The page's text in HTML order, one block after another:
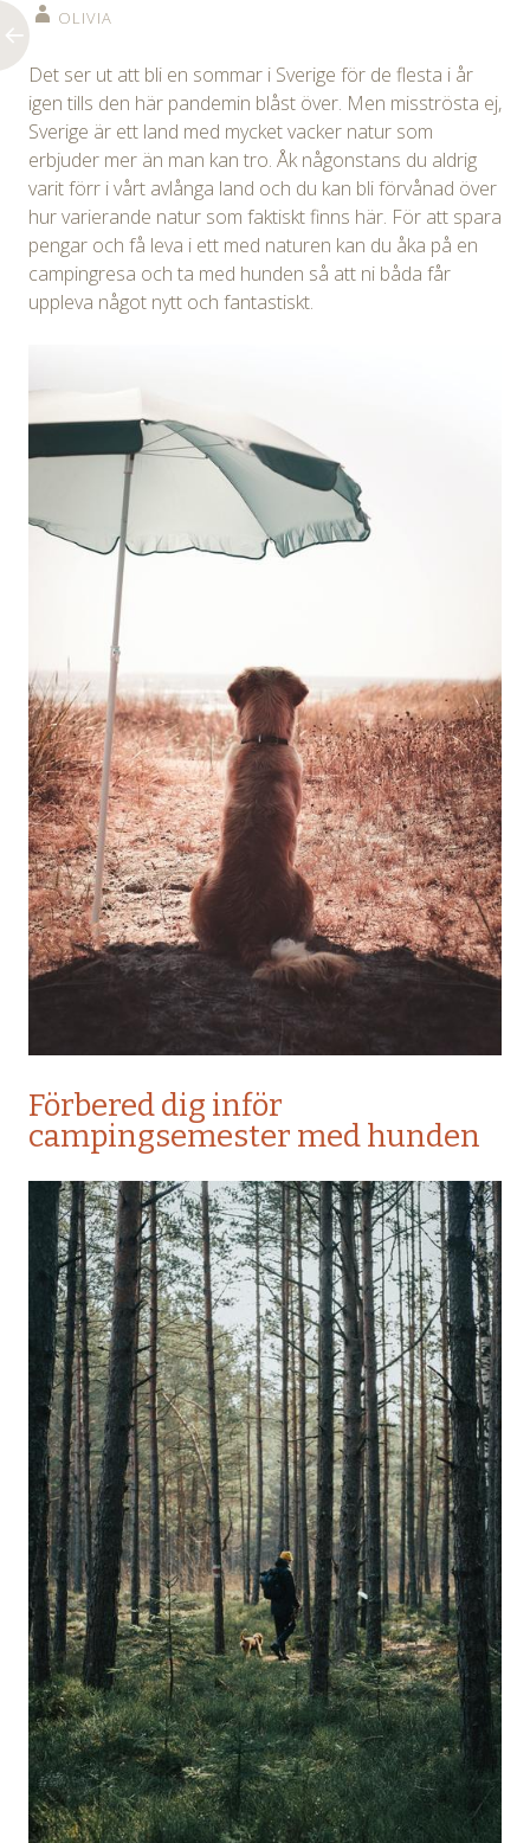
OLIVIA
Det ser ut att bli en sommar i Sverige för de flesta i år
igen tills den här pandemin blåst över. Men misströsta ej,
Sverige är ett land med mycket vacker natur som
erbjuder mer än man kan tro. Åk någonstans du aldrig
varit förr i vårt avlånga land och du kan bli förvånad över
hur varierande natur som faktiskt finns här. För att spara
pengar och få leva i ett med naturen kan du åka på en
campingresa och ta med hunden så att ni båda får
uppleva något nytt och fantastiskt.
Förbered dig inför
campingsemester med hunden